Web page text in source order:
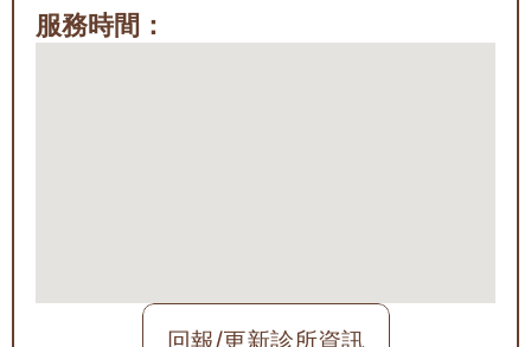
服務時間：
回報/更新診所資訊